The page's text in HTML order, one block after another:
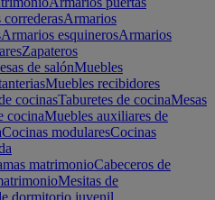
Armarios
Armarios esquinerosArmarios
Zapateros
de salónMuebles
Muebles recibidores
cocinasTaburetes de cocinaMesas
cocinaMuebles auxiliares de
Cocinas modularesCocinas
matrimonioCabeceros de
Mesitas de
dormitorio juvenil